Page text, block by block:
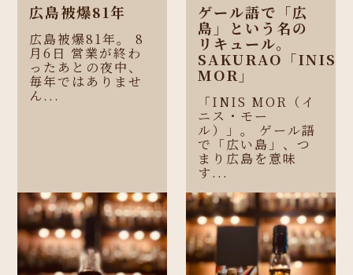
広島被爆81年
広島被爆81年。 8
月6日 営業が終わ
ったあとの夜中、
毎年ではありませ
ん...
ゲール語で「広
島」という名の
リキュール。
SAKURAO「INIS
MOR」
「INIS MOR（イ
ニス・モー
ル）」。 ゲール語
で「広い島」、つ
まり広島を意味
す...